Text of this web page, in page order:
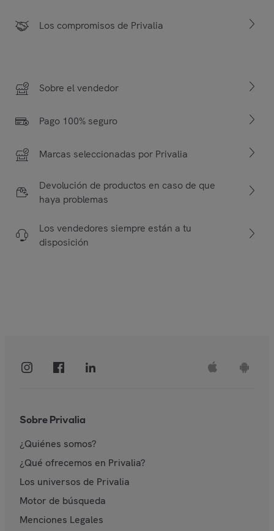
Los compromisos de Privalia
Sobre el vendedor
Pago 100% seguro
Marcas seleccionadas por Privalia
Devolución de productos en caso de que
haya problemas
Los vendedores siempre están a tu
disposición
Sobre Privalia
¿Quiénes somos?
¿Qué ofrecemos en Privalia?
Los universos de Privalia
Motor de búsqueda
Menciones Legales